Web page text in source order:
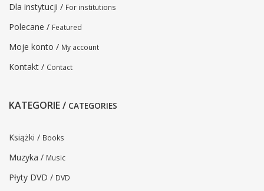
Dla instytucji / For institutions
Polecane / Featured
Moje konto / My account
Kontakt / Contact
KATEGORIE / CATEGORIES
Książki / Books
Muzyka / Music
Płyty DVD / DVD